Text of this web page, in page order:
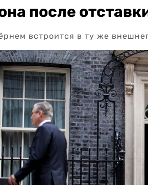
после
встроится в ту же